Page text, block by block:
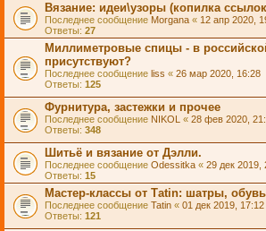
Вязание: идеи\узоры (копилка
Последнее сообщение Morgana « 12 апр 2020,
Ответы: 27
Миллиметровые спицы - в
присутствуют?
Последнее сообщение liss « 26 мар 2020, 16:28
Ответы: 125
Фурнитура, застежки и прочее
Последнее сообщение NIKOL « 28 фев 2020,
Ответы: 348
Шитьё и вязание от Дэлли.
Последнее сообщение Odessitka « 29 дек 2019,
Ответы: 15
Мастер-классы от Таtin: шатры,
Последнее сообщение Tatin « 01 дек 2019, 17:12
Ответы: 121